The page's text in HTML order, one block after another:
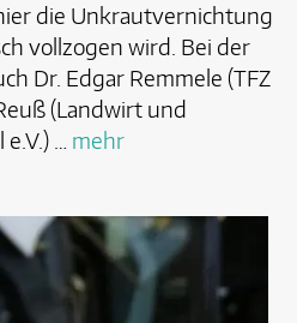
die Unkrautvernichtung
vollzogen wird. Bei der
Dr. Edgar Remmele (TFZ
(Landwirt und
… mehr